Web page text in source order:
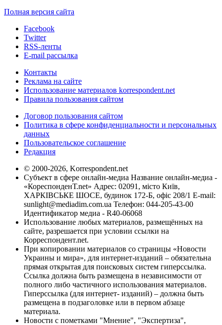
Полная версия сайта
Facebook
Twitter
RSS-ленты
E-mail рассылка
Контакты
Реклама на сайте
Использование материалов korrespondent.net
Правила пользования сайтом
Договор пользования сайтом
Политика в сфере конфиденциальности и персональных
данных
Пользовательское соглашение
Редакция
© 2000-2026, Korrespondent.net
Субъект в сфере онлайн-медиа Название онлайн-медиа -
«КореспонденТ.net» Адрес: 02091, місто Київ,
ХАРКІВСЬКЕ ШОСЕ, будинок 172-Б, офіс 208/1 E-mail:
sunlight@mediadim.com.ua Телефон: 044-205-43-00
Идентификатор медиа - R40-06068
Использование любых материалов, размещённых на
сайте, разрешается при условии ссылки на
Корреспондент.net.
При копировании материалов со страницы «Новости
Украины и мира», для интернет-изданий – обязательна
прямая открытая для поисковых систем гиперссылка.
Ссылка должна быть размещена в независимости от
полного либо частичного использования материалов.
Гиперссылка (для интернет- изданий) – должна быть
размещена в подзаголовке или в первом абзаце
материала.
Новости с пометками "Мнение", "Экспертиза",